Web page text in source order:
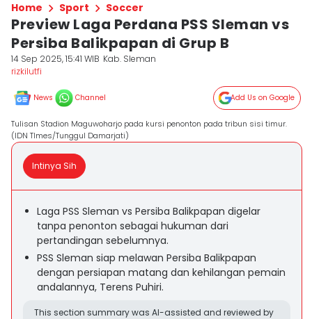
Home Sport Soccer
Preview Laga Perdana PSS Sleman vs
Persiba Balikpapan di Grup B
14 Sep 2025, 15:41 WIB Kab. Sleman
rizkilutfi
News Channel Add Us on Google
Tulisan Stadion Maguwoharjo pada kursi penonton pada tribun sisi timur.
(IDN TImes/Tunggul Damarjati)
Intinya Sih
Laga PSS Sleman vs Persiba Balikpapan digelar
tanpa penonton sebagai hukuman dari
pertandingan sebelumnya.
PSS Sleman siap melawan Persiba Balikpapan
dengan persiapan matang dan kehilangan pemain
andalannya, Terens Puhiri.
This section summary was AI-assisted and reviewed by